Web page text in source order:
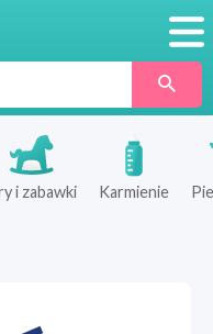
i zabawki Karmienie